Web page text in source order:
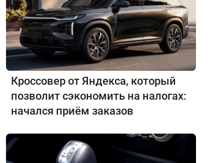
Кроссовер от Яндекса, который
позволит сэкономить на налогах:
начался приём заказов